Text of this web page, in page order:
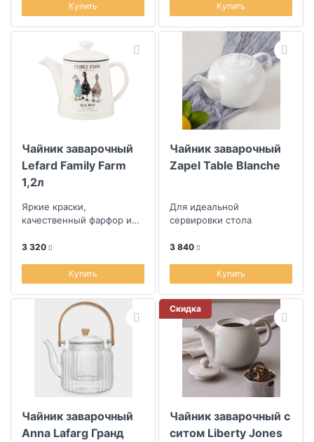
Купить Купить
Чайник заварочный
Lefard Family Farm
1,2л
Яркие краски,
качественный фарфор и
3 320
Купить
Чайник заварочный
Zapel Table Blanche
Для идеальной
сервировки стола
3 840
Купить
Чайник заварочный
Anna Lafarg Гранд
Скидка
Чайник заварочный с
ситом Liberty Jones